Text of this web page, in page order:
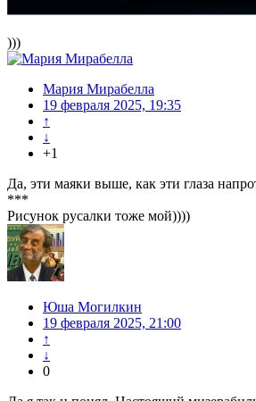
)))
Мария Мирабелла
19 февраля 2025, 19:35
↑
↓
+1
Да, эти маяки выше, как эти глаза
***
Рисунок русалки тоже мой))))
Юша Могилкин
19 февраля 2025, 21:00
↑
↓
0